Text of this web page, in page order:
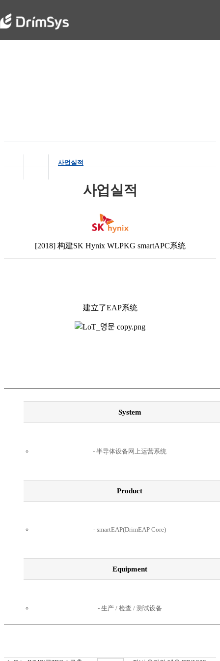
사업실적
사업실적
[2018] 构建SK Hynix WLPKG smartAPC系统
建立了EAP系统
System
半导体设备网上运营系统
Product
smartEAP(DrimEAP Core)
Equipment
生产 / 检查 / 测试设备